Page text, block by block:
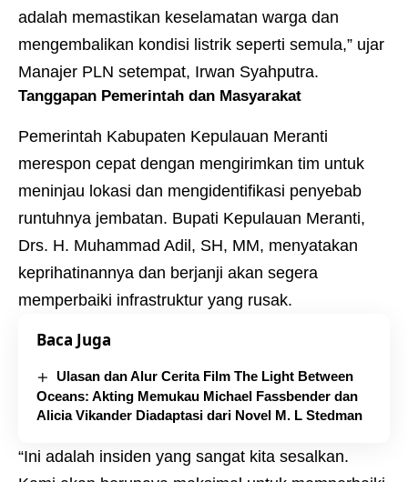
adalah memastikan keselamatan warga dan
mengembalikan kondisi listrik seperti semula,” ujar
Manajer PLN setempat, Irwan Syahputra.
Tanggapan Pemerintah dan Masyarakat
Pemerintah Kabupaten Kepulauan Meranti
merespon cepat dengan mengirimkan tim untuk
meninjau lokasi dan mengidentifikasi penyebab
runtuhnya jembatan. Bupati Kepulauan Meranti,
Drs. H. Muhammad Adil, SH, MM, menyatakan
keprihatinannya dan berjanji akan segera
memperbaiki infrastruktur yang rusak.
Baca Juga
Ulasan dan Alur Cerita Film The Light Between
Oceans: Akting Memukau Michael Fassbender dan
Alicia Vikander Diadaptasi dari Novel M. L Stedman
“Ini adalah insiden yang sangat kita sesalkan.